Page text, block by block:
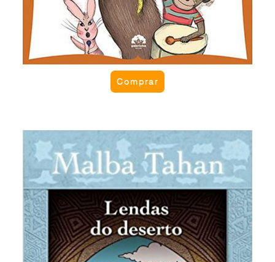
Comprar
Lendas do deserto
Em areias escaldantes do grande deserto,
pontilhadas de guerreiros beduínos, califas, vizires,
povoações humildes e palácios suntuosos se
passam as lendas do deserto. São contos do povo
árabe, originalíssimas.